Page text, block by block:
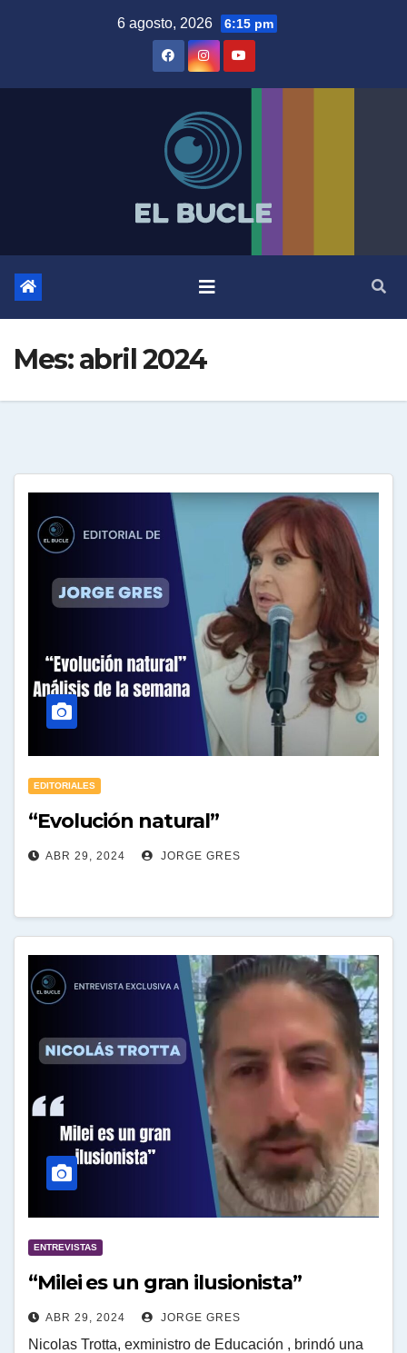
6 agosto, 2026 6:15 pm
Mes:abril 2024
EDITORIALES
“Evolución natural”
ABR 29, 2024 JORGE GRES
ENTREVISTAS
“Milei es un gran ilusionista”
ABR 29, 2024 JORGE GRES
Nicolas Trotta, exministro de Educación , brindó una